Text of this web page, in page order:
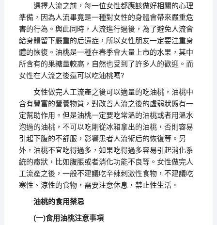
選擇人流之前，每一位女性都應該做好相關的心理
準備，因為人流畢竟是一種對女性的身體會帶來嚴重危
害的行為。與此同時，人流進行過後，為了避免人流會
給身體留下嚴重的后遺症，所以女性朋友一定要注重身
體的恢復。油桃是一種在春季會大量上市的水果，其中
所含有的果糖量較高，自然也受到了許多人的歡迎。而
女性在人流之後還可以吃油桃嗎?
女性做完人工流產之後可以適量的吃油桃，油桃中
含有豐富的營養物質，對改善人流之後的虛弱狀態有一
定幫助作用。但是油桃一定要吃常溫的油桃或者用溫水
泡過的油桃，不可以吃剛從冰箱拿出的油桃，否則容易
引起下腹的不舒服，影響患者人流術后的恢復等。另
外，油桃不宜吃得過多，如果吃得過多容易引起消化系
統的癥狀，比如腹脹或者消化功能不良等。女性做完人
工流產之後，一般不建議吃辛辣刺激性食物，不建議吃
寒性、涼性的食物，需要注意休息，禁止性生活。
油桃的食用禁忌
(一)食用油桃注意事項